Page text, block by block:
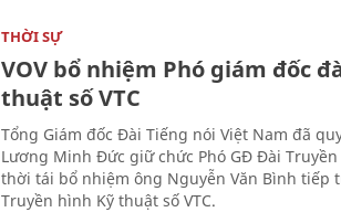
THỜI SỰ
VOV bổ nhiệm Phó giám đốc
thuật số VTC
Tổng Giám đốc Đài Tiếng nói Việt Nam đã
Lương Minh Đức giữ chức Phó GĐ Đài
thời tái bổ nhiệm ông Nguyễn Văn Bình tiếp
Truyền hình Kỹ thuật số VTC.